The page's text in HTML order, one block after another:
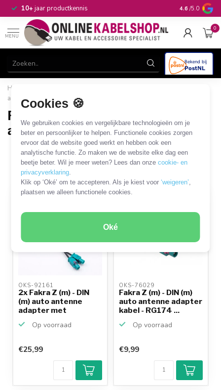
Cookies 🍪
We gebruiken cookies en vergelijkbare technologieën om je
beter en persoonlijker te helpen. Functionele cookies zorgen
ervoor dat de website goed werkt en hebben ook een
analytische functie. Zo maken we de website elke dag een
beetje beter. Wil je meer weten? Lees dan onzecookie- en
privacyverklaring.
Klik op ‘Oké’ om te accepteren. Als je kiest voor‘weigeren’,
plaatsen we alleen functionele cookies.
Oké
10+jaar productkennis 4.6 /5.0
MENU
0
Home
antenne
Fakra - DIN antenne kabels en adapters
Fakra - DIN antenne kabels en
adapters
8 PRODUCTEN
Filters
OKS-92161
2x Fakra Z (m) - DIN
(m) auto antenne
adapter met
Op voorraad
€25,99
OKS-76029
Fakra Z (m) - DIN (m)
auto antenne adapter
kabel - RG174 ...
Op voorraad
€9,99